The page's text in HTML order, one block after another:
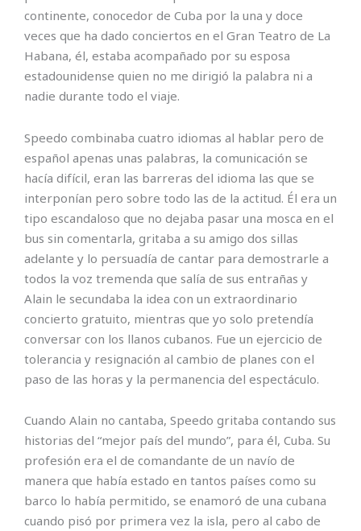
continente, conocedor de Cuba por la una y doce
veces que ha dado conciertos en el Gran Teatro de La
Habana, él, estaba acompañado por su esposa
estadounidense quien no me dirigió la palabra ni a
nadie durante todo el viaje.
Speedo combinaba cuatro idiomas al hablar pero de
español apenas unas palabras, la comunicación se
hacía difícil, eran las barreras del idioma las que se
interponían pero sobre todo las de la actitud. Él era un
tipo escandaloso que no dejaba pasar una mosca en el
bus sin comentarla, gritaba a su amigo dos sillas
adelante y lo persuadía de cantar para demostrarle a
todos la voz tremenda que salía de sus entrañas y
Alain le secundaba la idea con un extraordinario
concierto gratuito, mientras que yo solo pretendía
conversar con los llanos cubanos. Fue un ejercicio de
tolerancia y resignación al cambio de planes con el
paso de las horas y la permanencia del espectáculo.
Cuando Alain no cantaba, Speedo gritaba contando sus
historias del “mejor país del mundo”, para él, Cuba. Su
profesión era el de comandante de un navío de
manera que había estado en tantos países como su
barco lo había permitido, se enamoró de una cubana
cuando pisó por primera vez la isla, pero al cabo de